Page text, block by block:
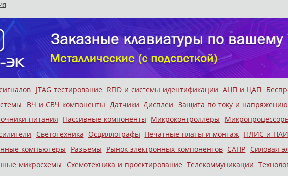
JTAG тестирование RFID и системы идентификации АЦП и ЦАП
ВЧ и СВЧ компоненты Датчики Дисплеи Защита по току и напряжению
питания Пассивные компоненты Микроконтроллеры
Светотехника Осциллографы Печатные платы и монтаж ПЛИС и
компьютеры
Разъемы Рынок электронных компонентов САПР Силовая
микросхемы
Схемотехника и проектирование Телекоммуникации